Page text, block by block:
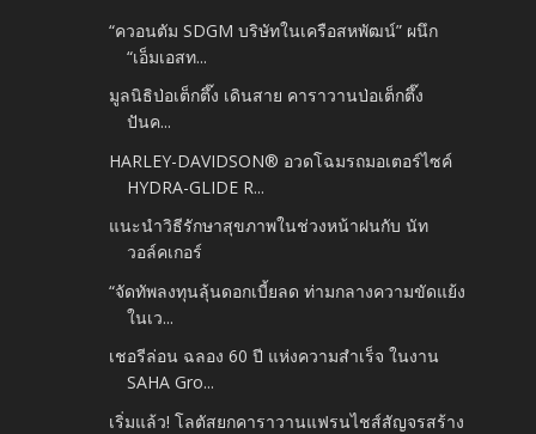
“ควอนตัม SDGM บริษัทในเครือสหพัฒน์” ผนึก
“เอ็มเอสท...
มูลนิธิป่อเต็กตึ๊ง เดินสาย คาราวานป่อเต็กตึ๊ง
ปันค...
HARLEY-DAVIDSON® อวดโฉมรถมอเตอร์ไซค์
HYDRA-GLIDE R...
แนะนำวิธีรักษาสุขภาพในช่วงหน้าฝนกับ นัท
วอล์คเกอร์
“จัดทัพลงทุนลุ้นดอกเบี้ยลด ท่ามกลางความขัดแย้ง
ในเว...
เชอรีล่อน ฉลอง 60 ปี แห่งความสำเร็จ ในงาน
SAHA Gro...
เริ่มแล้ว! โลตัสยกคาราวานแฟรนไชส์สัญจรสร้าง